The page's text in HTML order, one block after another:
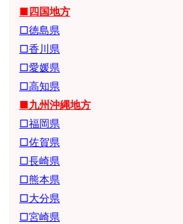
■四国地方
□徳島県
□香川県
□愛媛県
□高知県
■九州沖縄地方
□福岡県
□佐賀県
□長崎県
□熊本県
□大分県
□宮崎県